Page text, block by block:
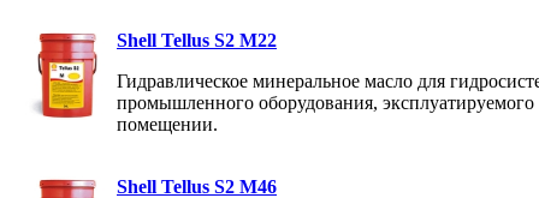
Shell Tellus S2 M22
Гидравлическое минеральное масло для
промышленного оборудования, эксплуатируемого
помещении.
Shell Tellus S2 M46